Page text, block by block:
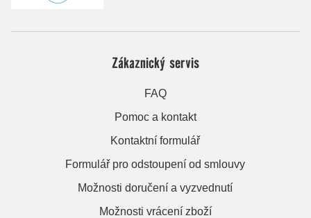
Zákaznický servis
FAQ
Pomoc a kontakt
Kontaktní formulář
Formulář pro odstoupení od smlouvy
Možnosti doručení a vyzvednutí
Možnosti vrácení zboží